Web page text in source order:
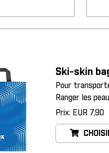
Ski-skin
Pour
Ranger les
Prix: EUR 7,90